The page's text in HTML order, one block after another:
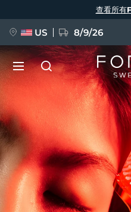
查看所有
US 8/9/26
新品
FAQ™ Pure Beauty-
BREAKING NEWS
語言
English
Français
Italiano
Polski